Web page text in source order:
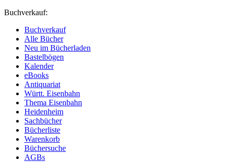
Buchverkauf:
Buchverkauf
Alle Bücher
Neu im Bücherladen
Bastelbögen
Kalender
eBooks
Antiquariat
Württ. Eisenbahn
Thema Eisenbahn
Heidenheim
Sachbücher
Bücherliste
Warenkorb
Büchersuche
AGBs